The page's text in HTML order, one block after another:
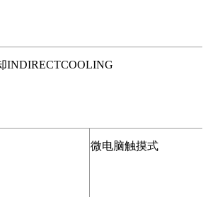
INDIRECTCOOLING
微电脑触摸式